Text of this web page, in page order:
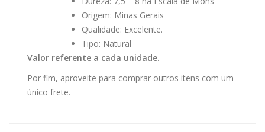
Origem: Minas Gerais
Qualidade: Excelente.
Tipo: Natural
Valor referente a cada unidade.
Por fim, aproveite para comprar outros itens com um
único frete.